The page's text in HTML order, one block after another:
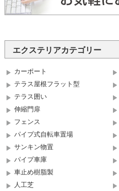
エクステリアカテゴリー
カーポート
テラス屋根フラット型
テラス囲い
伸縮門扉
フェンス
パイプ式自転車置場
サンキン物置
パイプ車庫
車止め樹脂製
人工芝